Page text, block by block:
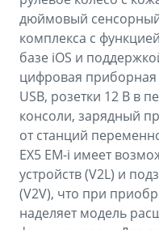
дюймовый
комплекса с
базе iOS и
цифровая
USB, розетки 12 В в
консоли, зарядный
от станций
EX5 EM-i имеет
устройств (V2L) и
(V2V), что при
наделяет модель